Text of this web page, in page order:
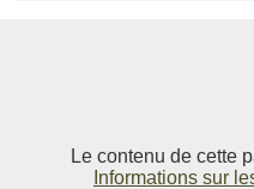
Le contenu de cette
Informations sur